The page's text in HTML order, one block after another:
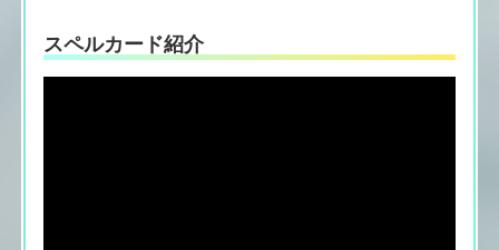
スペルカード紹介